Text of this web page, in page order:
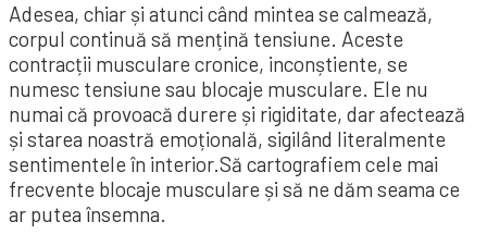
Adesea, chiar și atunci când mintea se calmează,
corpul continuă să mențină tensiune. Aceste
contracții musculare cronice, inconștiente, se
numesc tensiune sau blocaje musculare. Ele nu
numai că provoacă durere și rigiditate, dar afectează
și starea noastră emoțională, sigilând literalmente
sentimentele în interior.Să cartografiem cele mai
frecvente blocaje musculare și să ne dăm seama ce
ar putea însemna.